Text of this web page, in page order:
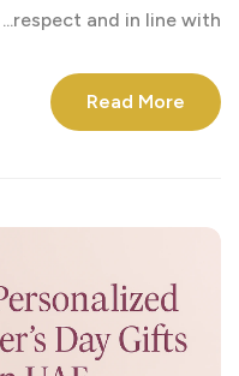
respect and in line with...
Read More